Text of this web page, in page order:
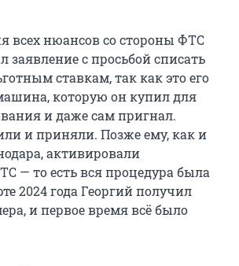
всех нюансов со стороны ФТС
заявление с просьбой списать
ставкам, так как это его
которую он купил для
и даже сам пригнал.
и приняли. Позже ему, как и
активировали
— то есть вся процедура была
2024 года Георгий получил
и первое время всё было